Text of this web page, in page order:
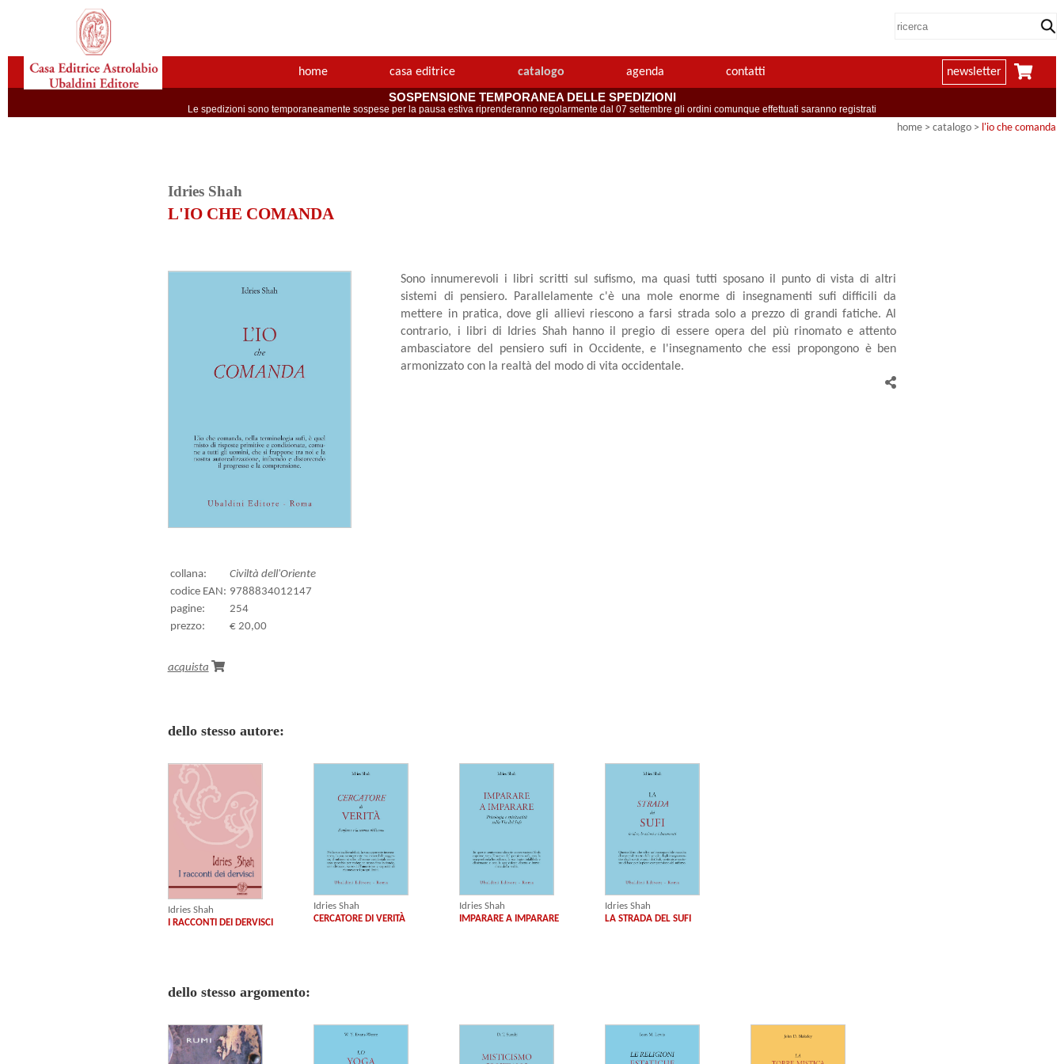
home casa editrice catalogo agenda contatti newsletter
SOSPENSIONE TEMPORANEA DELLE SPEDIZIONI
Le spedizioni sono temporaneamente sospese per la pausa estiva riprenderanno regolarmente dal 07 settembre gli ordini comunque effettuati saranno registrati
home > catalogo > l'io che comanda
Idries Shah
L'IO CHE COMANDA
Sono innumerevoli i libri scritti sul sufismo, ma quasi tutti sposano il punto di vista di altri
sistemi di pensiero. Parallelamente c'è una mole enorme di insegnamenti sufi difficili da
mettere in pratica, dove gli allievi riescono a farsi strada solo a prezzo di grandi fatiche. Al
contrario, i libri di Idries Shah hanno il pregio di essere opera del più rinomato e attento
ambasciatore del pensiero sufi in Occidente, e l'insegnamento che essi propongono è ben
armonizzato con la realtà del modo di vita occidentale.
collana:
Civiltà dell'Oriente
codice EAN: 9788834012147
pagine:
254
prezzo:
€ 20,00
acquista
dello stesso autore:
Idries Shah
I RACCONTI DEI DERVISCI
Idries Shah
CERCATORE DI VERITÀ
Idries Shah
IMPARARE A IMPARARE
Idries Shah
LA STRADA DEL SUFI
dello stesso argomento: